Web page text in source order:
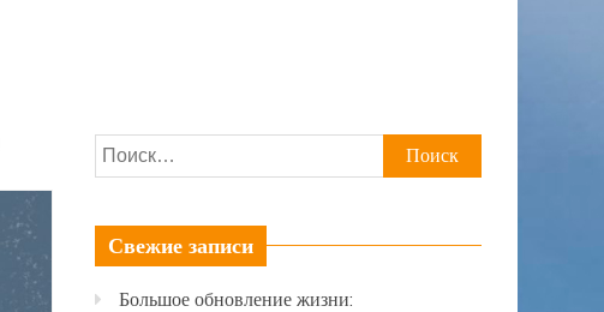
Найти:
Свежие записи
Большое обновление жизни: